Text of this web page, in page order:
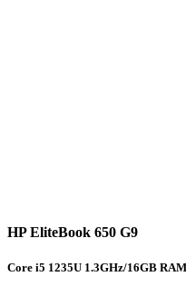
HP EliteBook 650 G9
Core i5 1235U 1.3GHz/16GB